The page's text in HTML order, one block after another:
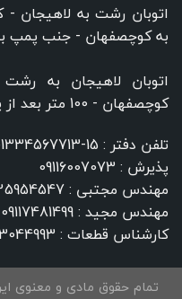
به کوچصفهان - جنب پمپ
اتوبان لاهیجان به
کوچصفهان - 100 متر بعد از پمپ بنزین پورصادق ۲
تلفن دفتر : 15-01334567713
پذیرش : 09116007073
مهندس مجتبی :
مهندس مجید :09117481499
کارشناس قطعات :
تمام حقوق مادی و معنوی